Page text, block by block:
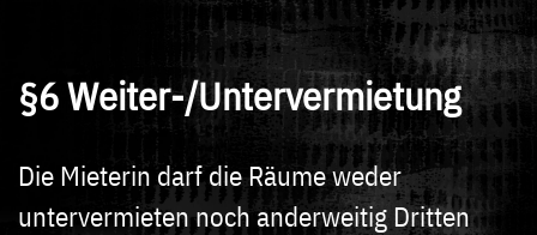
§6 Weiter-/Untervermietung
Die Mieterin darf die Räume weder
untervermieten noch anderweitig Dritten